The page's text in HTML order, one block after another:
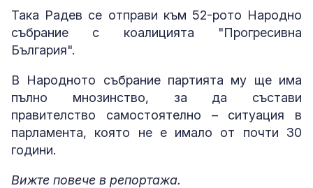
Така Радев се отправи към 52-рото Народно
събрание с коалицията "Прогресивна
България".
В Народното събрание партията му ще има
пълно мнозинство, за да състави
правителство самостоятелно – ситуация в
парламента, която не е имало от почти 30
години.
Вижте повече в репортажа.